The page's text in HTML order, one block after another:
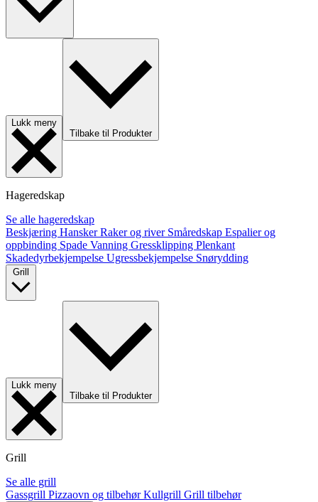
Lukk meny
Tilbake til Produkter
Hageredskap
Se alle hageredskap
Beskjæring HanskerRaker og river Småredskap Espalier og
oppbinding Spade Vanning Gressklipping Plenkant
Skadedyrbekjempelse Ugressbekjempelse Snørydding
Lukk meny
Tilbake til Produkter
Grill
Se alle grill
Gassgrill Pizzaovn og tilbehørKullgrill Grill tilbehør